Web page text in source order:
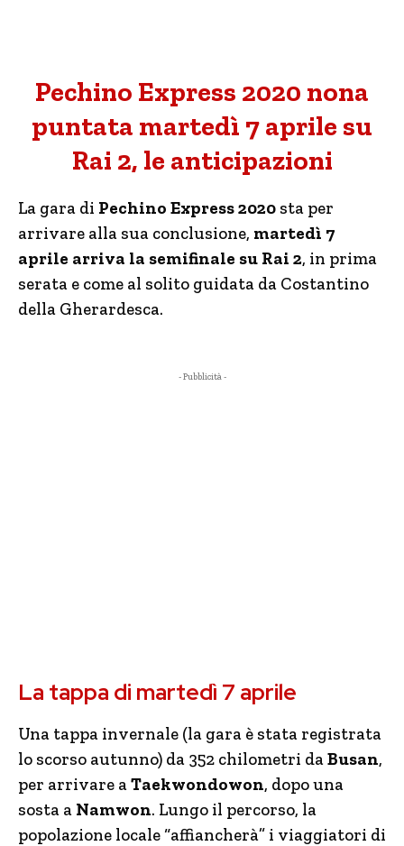
Pechino Express 2020 nona
puntata martedì 7 aprile su
Rai 2, le anticipazioni
La gara di Pechino Express 2020 sta per
arrivare alla sua conclusione, martedì 7
aprile arriva la semifinale su Rai 2, in prima
serata e come al solito guidata da Costantino
della Gherardesca.
- Pubblicità -
La tappa di martedì 7 aprile
Una tappa invernale (la gara è stata registrata
lo scorso autunno) da 352 chilometri daBusan,
per arrivare aTaekwondowon, dopo una
sosta a Namwon. Lungo il percorso, la
popolazione locale “affiancherà” i viaggiatori di